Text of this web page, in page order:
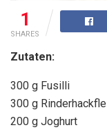
1
SHARES
Zutaten:
300 g Fusilli
300 g
200 g Joghurt